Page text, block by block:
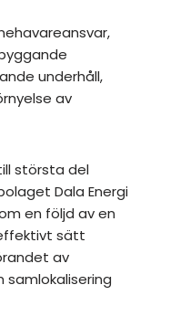
underhåll,
av
största del
Dala Energi
en följd av en
sätt
av
samlokalisering